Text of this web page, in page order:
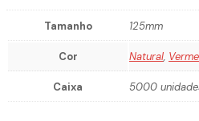
Tamanho 125mm
Cor Natural,
Caixa 5000